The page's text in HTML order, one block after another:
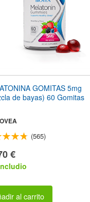
GOMITAS 5mg
de bayas) 60 Gomitas
(565)
€
al carrito